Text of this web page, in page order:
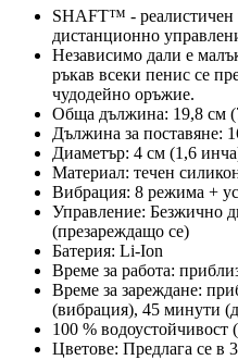
SHAFT™ - реалистичен
дистанционно
Независимо дали е
ръкав всеки пенис се
чудодейно оръжие.
Обща дължина: 19,8 см
Дължина за поставяне:
Диаметър: 4 см (1,6
Материал: течен
Вибрация: 8 режима +
Управление: Безжично
(презареждащо се)
Батерия: Li-Ion
Време за работа:
Време за зареждане:
(вибрация), 45 минути
100 % водоустойчивост
Цветове: Предлага се в